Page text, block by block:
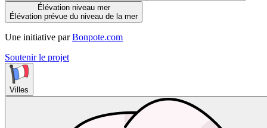
Élévation niveau mer
Élévation prévue du niveau de la mer
Une initiative par Bonpote.com
Soutenir le projet
Villes